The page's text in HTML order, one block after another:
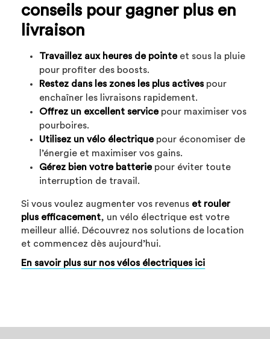
conseils pour gagner plus en
livraison
Travaillez aux heures de pointeet sous la pluie
pour profiter des boosts.
Restez dans les zones les plus activespour
enchaîner les livraisons rapidement.
Offrez un excellent servicepour maximiser vos
pourboires.
Utilisez un vélo électriquepour économiser de
l’énergie et maximiser vos gains.
Gérez bien votre batteriepour éviter toute
interruption de travail.
Si vous voulez augmenter vos revenus et rouler
plus efficacement, un vélo électrique est votre
meilleur allié. Découvrez nos solutions de location
et commencez dès aujourd’hui.
En savoir plus sur nos vélos électriques ici